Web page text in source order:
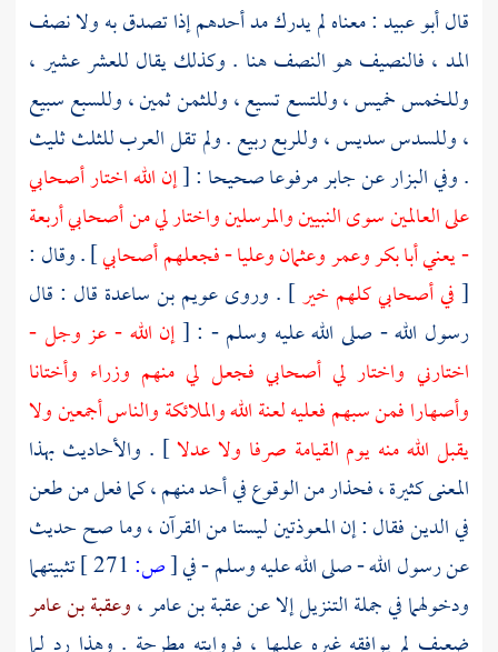
قالأبو عبيد: معناه لم يدرك مد أحدهم إذا تصدق به ولا نصف
المد ، فالنصيف هو النصف هنا . وكذلك يقال للعشر عشير ،
وللخمس خميس ، وللتسع تسيع ، وللثمن ثمين ، وللسبع سبيع
، وللسدس سديس ، وللربع ربيع . ولم تقل العرب للثلث ثليث
. وفيالبزارعنجابرمرفوعا صحيحا : [إن الله اختار أصحابي
على العالمين سوى النبيين والمرسلين واختار لي من أصحابي أربعة
- يعنيأبا بكروعمروعثمانوعليا- فجعلهم أصحابي] . وقال :
[في أصحابي كلهم خير] . وروىعويم بن ساعدة قال : قال
رسول الله - صلى الله عليه وسلم - : [إن الله - عز وجل -
اختارني واختار لي أصحابي فجعل لي منهم وزراء وأختانا
وأصهارا فمن سبهم فعليه لعنة الله والملائكة والناس أجمعين ولا
يقبل الله منه يوم القيامة صرفا ولا عدلا] . والأحاديث بهذا
المعنى كثيرة ، فحذار من الوقوع في أحد منهم ، كما فعل من طعن
في الدين فقال : إن المعوذتين ليستا من القرآن ، وما صح حديث
عن رسول الله - صلى الله عليه وسلم - في[ص:
تثبيتهما
ودخولهما في جملة التنزيل إلا عنعقبة بن عامر،وعقبة بن عامر